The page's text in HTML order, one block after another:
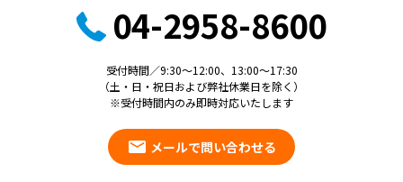
04-2958-8600
受付時間／9:30～12:00、13:00～17:30
（土・日・祝日および弊社休業日を除く）
※受付時間内のみ即時対応いたします
メールで問い合わせる